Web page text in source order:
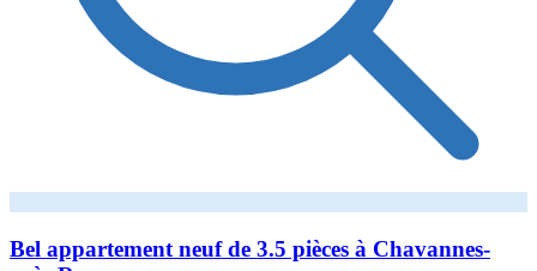
Bel appartement neuf de 3.5 pièces à Chavannes-